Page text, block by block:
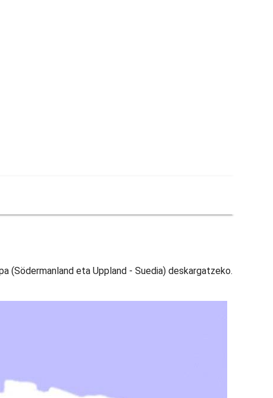
(Södermanland eta Uppland - Suedia) deskargatzeko.